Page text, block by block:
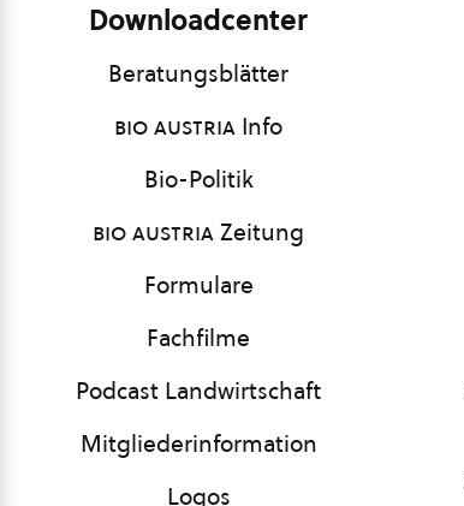
Downloadcenter
Beratungsblätter
bio austria Info
Bio-Politik
bio austriaZeitung
Formulare
Fachfilme
Podcast Landwirtschaft
Mitgliederinformation
Logos